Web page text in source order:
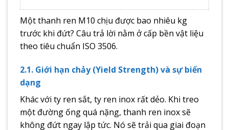
Một thanh ren M10 chịu được bao nhiêu kg
trước khi đứt? Câu trả lời nằm ở cấp bền vật liệu
theo tiêu chuẩn ISO 3506.
2.1. Giới hạn chảy (Yield Strength) và sự biến
dạng
Khác với ty ren sắt, ty ren inox rất dẻo. Khi treo
một đường ống quá nặng, thanh ren inox sẽ
không đứt ngay lập tức. Nó sẽ trải qua giai đoạn